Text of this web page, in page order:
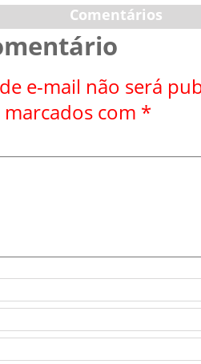
Comentários
e-mail não será
com *